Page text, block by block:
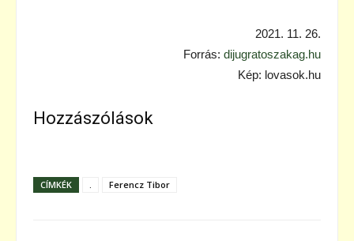
2021. 11. 26.
Forrás: dijugratoszakag.hu
Kép: lovasok.hu
Hozzászólások
CÍMKÉK Ferencz Tibor